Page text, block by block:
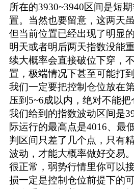
所在的3930~3940区间是短
置。当然也要留意，这两天
但当前位置已经出现了明显
明天或者明后两天指数没能
续大概率会直接破位下穿，
置，极端情况下甚至可能打
我们一定要把控制仓位放在
压到5~6成以内，绝对不能把
我们给到的指数波动区间是
际运行的最高点是4016、最
判区间只差了几个点，只有
波动，才能大概率做好交易
很正常，弱势行情里你可以
损一定是控制仓位前提下的